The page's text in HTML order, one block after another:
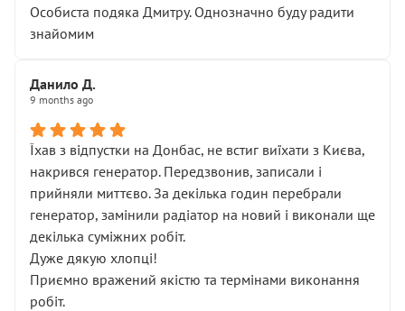
Особиста подяка Дмитру. Однозначно буду радити
знайомим
Данило Д.
9 months ago
Їхав з відпустки на Донбас, не встиг виїхати з Києва,
накрився генератор. Передзвонив, записали і
прийняли миттєво. За декілька годин перебрали
генератор, замінили радіатор на новий і виконали ще
декілька суміжних робіт.
Дуже дякую хлопці!
Приємно вражений якістю та термінами виконання
робіт.